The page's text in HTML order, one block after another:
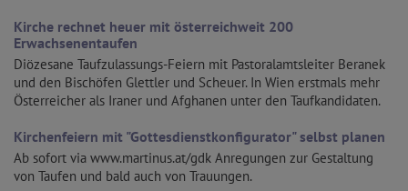
Kirche rechnet heuer mit österreichweit 200
Erwachsenentaufen
Diözesane Taufzulassungs-Feiern mit Pastoralamtsleiter Beranek
und den Bischöfen Glettler und Scheuer. In Wien erstmals mehr
Österreicher als Iraner und Afghanen unter den Taufkandidaten.
Kirchenfeiern mit "Gottesdienstkonfigurator" selbst planen
Ab sofort via www.martinus.at/gdk Anregungen zur Gestaltung
von Taufen und bald auch von Trauungen.